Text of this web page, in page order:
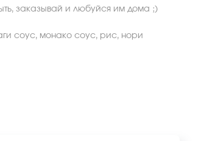
заказывай и любуйся им дома ;)
соус, монако соус, рис, нори